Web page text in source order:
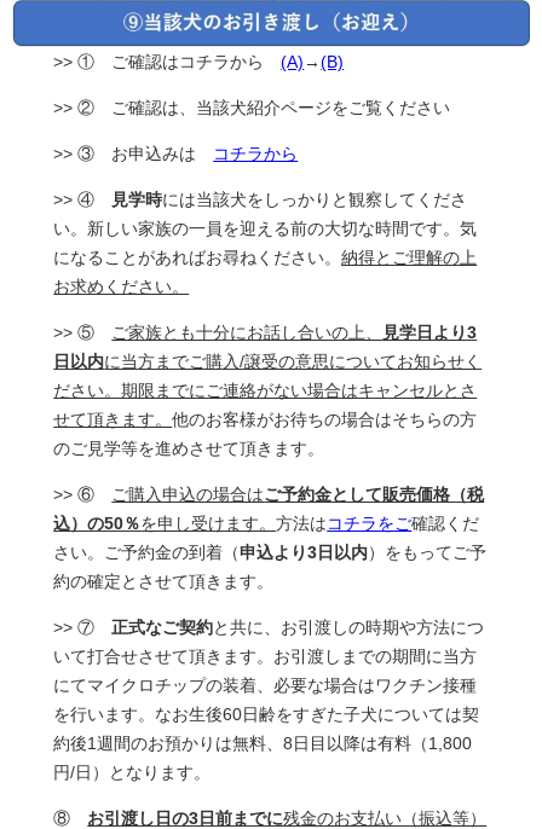
>> ① ご確認はコチラから(A)→(B)
>> ② ご確認は、当該犬紹介ページをご覧ください
>> ③ お申込みは コチラから
>> ④ 見学時には当該犬をしっかりと観察してくださ
い。新しい家族の一員を迎える前の大切な時間です。気
になることがあればお尋ねください。納得とご理解の上
お求めください。
>> ⑤ ご家族とも十分にお話し合いの上、
見学日より3
日以内に当方までご購入/譲受の意思についてお知らせく
ださい。期限までにご連絡がない場合はキャンセルとさ
せて頂きます。他のお客様がお待ちの場合はそちらの方
のご見学等を進めさせて頂きます。
>> ⑥ ご購入申込の場合はご予約金として販売価格（税
込）の50％を申し受けます。方法はコチラをご確認くだ
さい。ご予約金の到着（申込より3日以内）をもってご予
約の確定とさせて頂きます。
>> ⑦正式なご契約と共に、お引渡しの時期や方法につ
いて打合せさせて頂きます。お引渡しまでの期間に当方
にてマイクロチップの装着、必要な場合はワクチン接種
を行います。なお生後60日齢をすぎた子犬については契
約後1週間のお預かりは無料、8日目以降は有料（1,800
円/日）となります。
⑧ お引渡し日の3日前までに残金のお支払い（振込等）